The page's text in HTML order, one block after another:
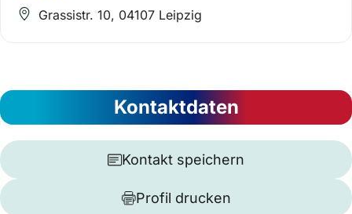
Grassistr. 10, 04107 Leipzig
Kontaktdaten
Kontakt speichern
Profil drucken